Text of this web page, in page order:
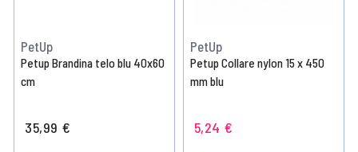
PetUp
Petup Brandina telo blu 40x60
cm
35,99 €
PetUp
Petup Collare nylon 15 x 450
mm blu
5,24 €